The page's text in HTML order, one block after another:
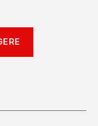
direzioni